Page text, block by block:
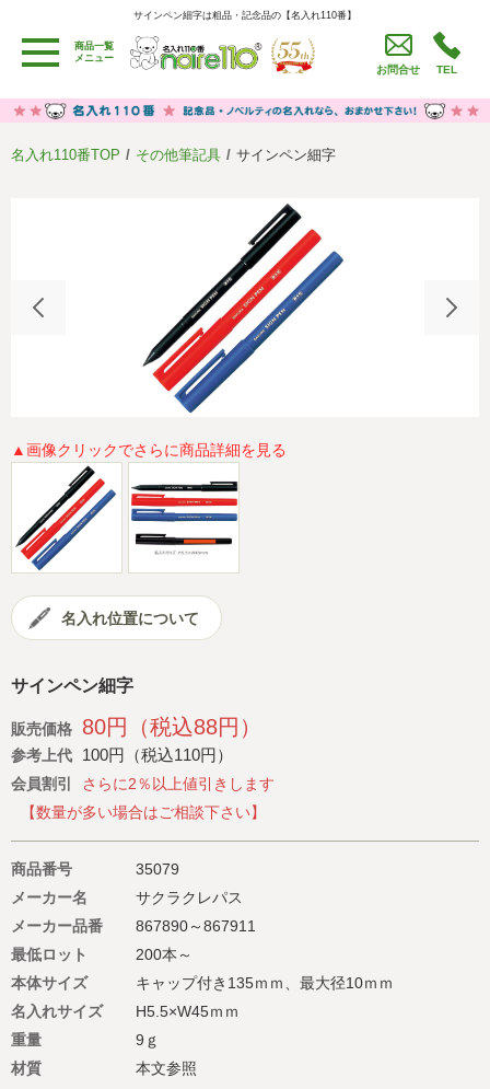
サインペン細字は粗品・記念品の【名入れ110番】サインペン細字は粗品・記念品の【名入れ110番】
商品一覧
メニュー
お問合せ TEL
用途別カテゴリ
卒園・卒業記念品
労働組合・設立記念・周年記念
うちわ・扇子・ファン
イベント・パーティーグッズ
セール品グッズ
名入れについて
特定商取引法に基づく表記
著作権と推奨環境について
よくある質問 採用情報
会社概要
名入れ110番TOP その他筆記具 サインペン細字
▲画像クリックでさらに商品詳細を見る
名入れ位置について
サインペン細字
販売価格 80円（税込88円）
参考上代 100円（税込110円）
会員割引
さらに2％以上値引きします
【数量が多い場合はご相談下さい】
商品番号
35079
メーカー名
サクラクレパス
メーカー品番
867890～867911
最低ロット
200本～
本体サイズ
キャップ付き135ｍｍ、最大径10ｍｍ
名入れサイズ
H5.5×W45ｍｍ
重量
9ｇ
材質
本文参照